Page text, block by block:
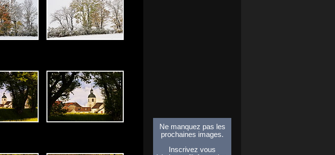
Ne manquez pas les
prochaines images.
Inscrivez vous